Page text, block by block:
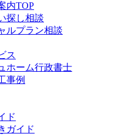
内TOP
探し相談
ルプラン相談
ス
ホーム行政書士
事例
ド
ガイド